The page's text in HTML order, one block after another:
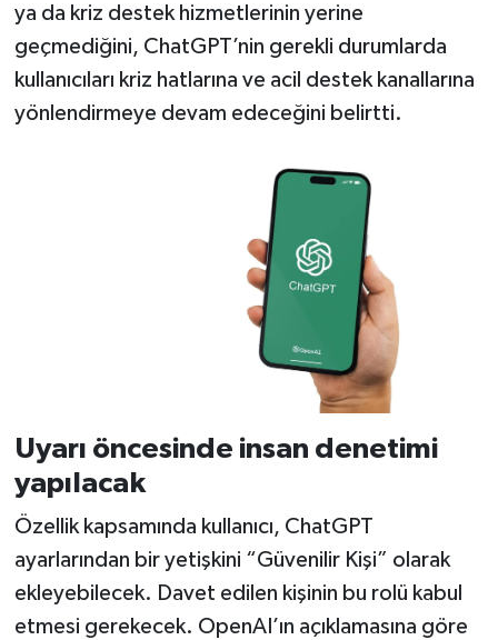
ya da kriz destek hizmetlerinin yerine
geçmediğini, ChatGPT’nin gerekli durumlarda
kullanıcıları kriz hatlarına ve acil destek kanallarına
yönlendirmeye devam edeceğini belirtti.
Uyarı öncesinde insan denetimi
yapılacak
Özellik kapsamında kullanıcı, ChatGPT
ayarlarından bir yetişkini “Güvenilir Kişi” olarak
ekleyebilecek. Davet edilen kişinin bu rolü kabul
etmesi gerekecek. OpenAI’ın açıklamasına göre